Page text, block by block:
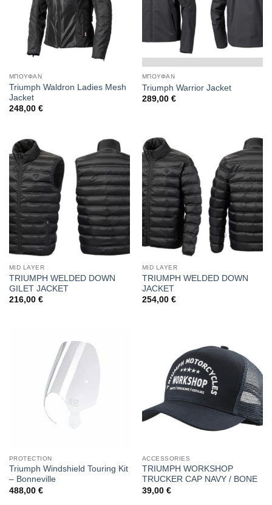
ΜΠΟΥΦΑΝ
Triumph Waldron Ladies Mesh
Jacket
248,00 €
ΜΠΟΥΦΑΝ
Triumph Warrior Jacket
289,00 €
MID LAYER
TRIUMPH WELDED DOWN
GILET JACKET
216,00 €
MID LAYER
TRIUMPH WELDED DOWN
JACKET
254,00 €
PROTECTION
Triumph Windshield Touring Kit
– Bonneville
488,00 €
ACCESSORIES
TRIUMPH WORKSHOP
TRUCKER CAP NAVY / BONE
39,00 €